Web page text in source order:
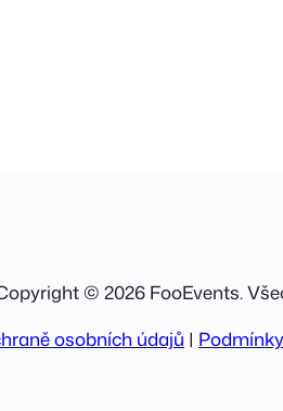
© 2026 FooEvents.
osobních údajů |